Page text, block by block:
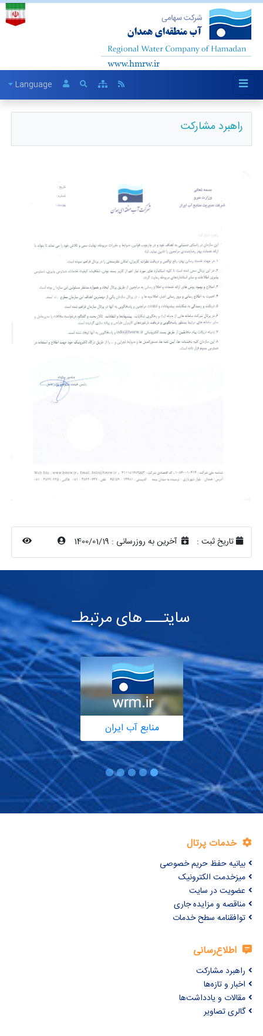
Language
راهبرد مشارکت
تاریخ ثبت : آخرین به روزرسانی : 1400/01/19
سایتـــ های مرتبطـ
منابع آب ایران
خدمات پرتال
بیانیه حفظ حریم خصوصی
میزخدمت الکترونیک
عضویت در سایت
مناقصه و مزایده جاری
توافقنامه سطح خدمات
اطلاع‌رسانی
راهبرد مشارکت
اخبار و تازه‌ها
مقالات و یادداشت‌ها
گالری تصاویر